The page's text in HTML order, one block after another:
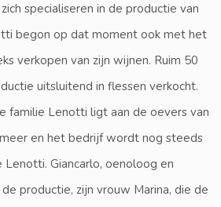
specialiseren in de productie van
begon op dat moment ook met het
verkopen van zijn wijnen. Ruim 50
uitsluitend in flessen verkocht.
familie Lenotti ligt aan de oevers van
en het bedrijf wordt nog steeds
Giancarlo, oenoloog en
productie, zijn vrouw Marina, die de